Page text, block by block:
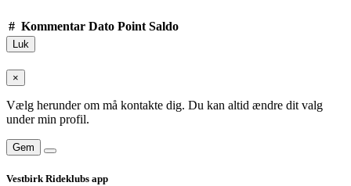
# Kommentar Dato Point Saldo
Luk
×
Vælg herunder om må kontakte dig. Du kan altid ændre dit valg
under min profil.
Gem
Vestbirk Rideklubs app